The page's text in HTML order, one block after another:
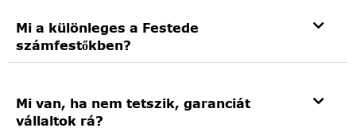
Mi a különleges a Festede
számfestőkben?
Mi van, ha nem tetszik, garanciát
vállaltok rá?